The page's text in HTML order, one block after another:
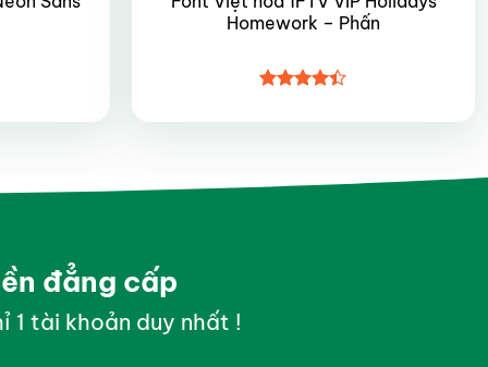
Homework – Phấn
hạng4.4
đẳng cấp
tài khoản duy nhất !